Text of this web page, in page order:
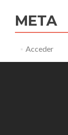
META
Acceder